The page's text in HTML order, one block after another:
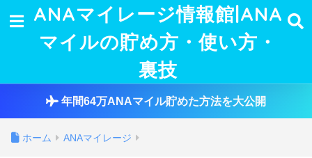
ANAマイレージ情報館|ANA
マイルの貯め方・使い方・
裏技
年間64万ANAマイル貯めた方法を大公開
ホーム ANAマイレージ